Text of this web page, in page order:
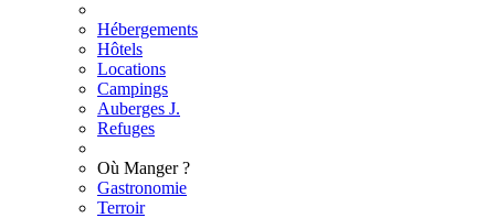
Hébergements
Hôtels
Locations
Campings
Auberges J.
Refuges
Où Manger ?
Gastronomie
Terroir